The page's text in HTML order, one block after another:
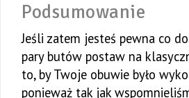
Podsumowanie
Jeśli zatem jesteś pewna co
pary butów postaw na
to, by Twoje obuwie było
ponieważ tak jak